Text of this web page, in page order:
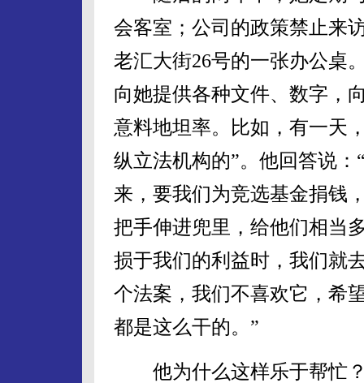
会客室；公司的政策禁止来
老汇大街26号的一张办公桌
向她提供各种文件、数字，
意料地坦率。比如，有一天
纵立法机构的”。他回答说
来，要我们为竞选基金捐
把手伸进兜里，给他们相当
损于我们的利益时，我们就
个法案，我们不喜欢它，希
都是这么干的。”
他为什么这样乐于帮忙？